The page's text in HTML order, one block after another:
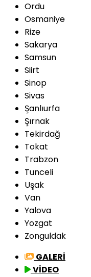
Ordu
Osmaniye
Rize
Sakarya
Samsun
Siirt
Sinop
Sivas
Şanlıurfa
Şırnak
Tekirdağ
Tokat
Trabzon
Tunceli
Uşak
Van
Yalova
Yozgat
Zonguldak
GALERİ
VİDEO